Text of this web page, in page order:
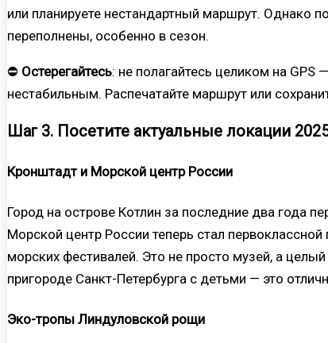
или планируете нестандартный маршрут. Однако
переполнены, особенно в сезон.
⛔ Остерегайтесь: не полагайтесь целиком на
нестабильным. Распечатайте маршрут или
Шаг 3. Посетите актуальные локации
Кронштадт и Морской центр России
Город на острове Котлин за последние два года
Морской центр России теперь стал
морских фестивалей. Это не просто музей, а
пригороде Санкт-Петербурга с детьми — это
Эко-тропы Линдуловской рощи